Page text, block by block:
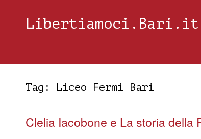
Libertiamoci.Bari.it
Tag: Liceo Fermi Bari
Clelia Iacobone e La storia della